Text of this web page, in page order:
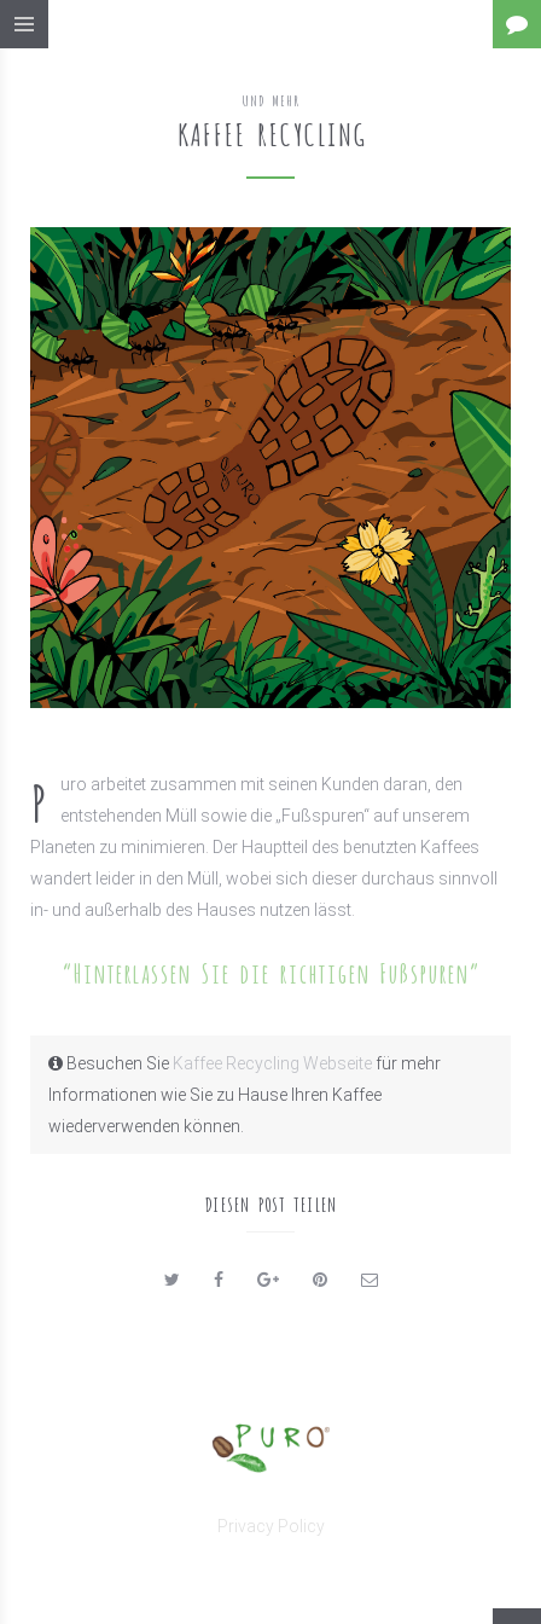
UND MEHR
KAFFEE RECYCLING
P
uro arbeitet zusammen mit seinen Kunden daran, den
entstehenden Müll sowie die „Fußspuren“ auf unserem
Planeten zu minimieren. Der Hauptteil des benutzten Kaffees
wandert leider in den Müll, wobei sich dieser durchaus sinnvoll
in- und außerhalb des Hauses nutzen lässt.
“Hinterlassen Sie die richtigen Fußspuren”
Besuchen Sie Kaffee Recycling Webseite für mehr
Informationen wie Sie zu Hause Ihren Kaffee
wiederverwenden können.
DIESEN POST TEILEN
Privacy Policy